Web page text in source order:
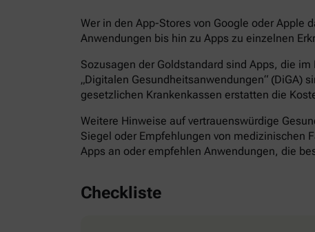
Wer in den App-Stores von Google oder Apple
Anwendungen bis hin zu Apps zu einzelnen
Sozusagen der Goldstandard sind Apps, die
„Digitalen Gesundheitsanwendungen“ (DiGA)
gesetzlichen Krankenkassen erstatten die
Weitere Hinweise auf vertrauenswürdige
Siegel oder Empfehlungen von medizinischen
Apps an oder empfehlen Anwendungen, die
Checkliste